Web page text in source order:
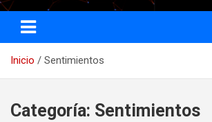
Paradoja
www.paradoja.org
Inicio Sentimientos
Categoría: Sentimientos